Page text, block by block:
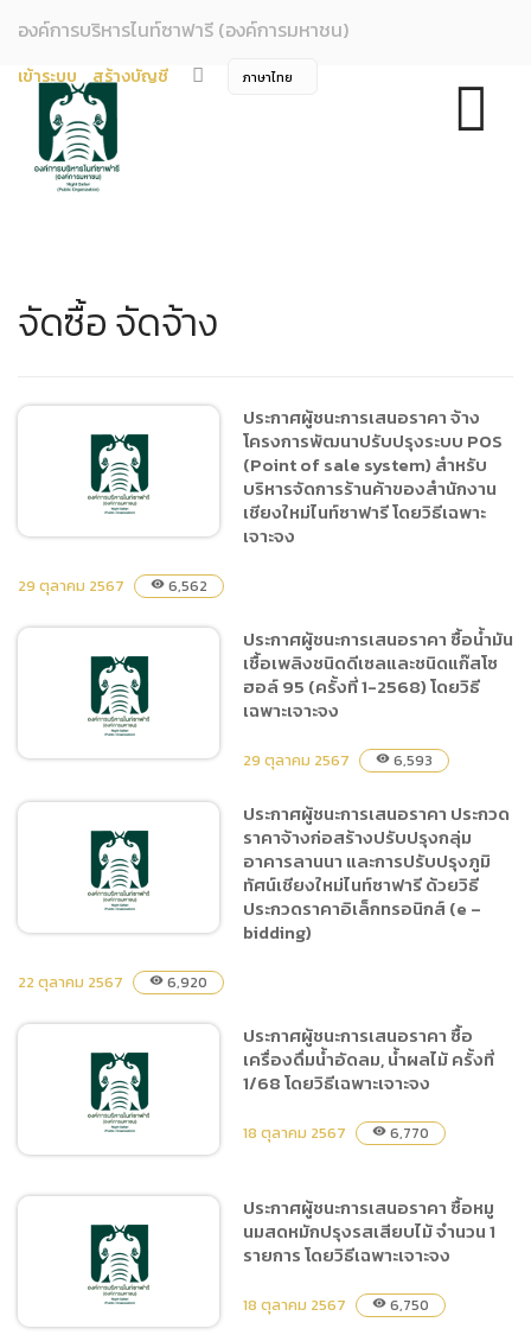
องค์การบริหารไนท์ซาฟารี (องค์การมหาชน)
เข้าระบบ สร้างบัญชี
จัดซื้อ จัดจ้าง
ประกาศผู้ชนะการเสนอราคา
ระบบ POS (Point of sale
system) สำหรับบริหาร
จัดการร้านค้าของสำนักงาน
เชียงใหม่ไนท์ซาฟารี โดยวิธี
ประกาศผู้ชนะการเสนอราคา จ้าง
โครงการพัฒนาปรับปรุงระบบ POS
(Point of sale system) สำหรับ
บริหารจัดการร้านค้าของสำนักงาน
เชียงใหม่ไนท์ซาฟารี โดยวิธีเฉพาะ
เจาะจง
29 ตุลาคม 2567 visibility 6,562
ประกาศผู้ชนะการเสนอราคา
ซื้อน้ำมันเชื้อเพลิงชนิดดีเซล
และชนิดแก๊สโซฮอล์ 95 (ครั้ง
ที่ 1-2568) โดยวิธีเฉพาะ
ประกาศผู้ชนะการเสนอราคา ซื้อน้ำมัน
เชื้อเพลิงชนิดดีเซลและชนิดแก๊สโซ
ฮอล์ 95 (ครั้งที่ 1-2568) โดยวิธี
เฉพาะเจาะจง
29 ตุลาคม 2567 visibility 6,593
ประกาศผู้ชนะการเสนอราคา
ปรับปรุงกลุ่มอาคารลานนา
และการปรับปรุงภูมิทัศน์เชียง
ใหม่ไนท์ซาฟารี ด้วยวิธี
ประกวดราคาอิเล็กทรอนิกส์
ประกาศผู้ชนะการเสนอราคา ประกวด
ราคาจ้างก่อสร้างปรับปรุงกลุ่ม
อาคารลานนา และการปรับปรุงภูมิ
ทัศน์เชียงใหม่ไนท์ซาฟารี ด้วยวิธี
ประกวดราคาอิเล็กทรอนิกส์ (e –
bidding)
22 ตุลาคม 2567 visibility 6,920
ประกาศผู้ชนะการเสนอราคา
ซื้อเครื่องดื่มน้ำอัดลม, น้ำผล
ไม้ ครั้งที่ 1/68 โดยวิธีเฉพาะ
เจาะจง
ประกาศผู้ชนะการเสนอราคา ซื้อ
เครื่องดื่มน้ำอัดลม, น้ำผลไม้ ครั้งที่
1/68 โดยวิธีเฉพาะเจาะจง
18 ตุลาคม 2567 visibility 6,770
ประกาศผู้ชนะการเสนอราคา ซื้อหมู
นมสดหมักปรุงรสเสียบไม้ จำนวน 1
รายการ โดยวิธีเฉพาะเจาะจง
18 ตุลาคม 2567 visibility 6,750